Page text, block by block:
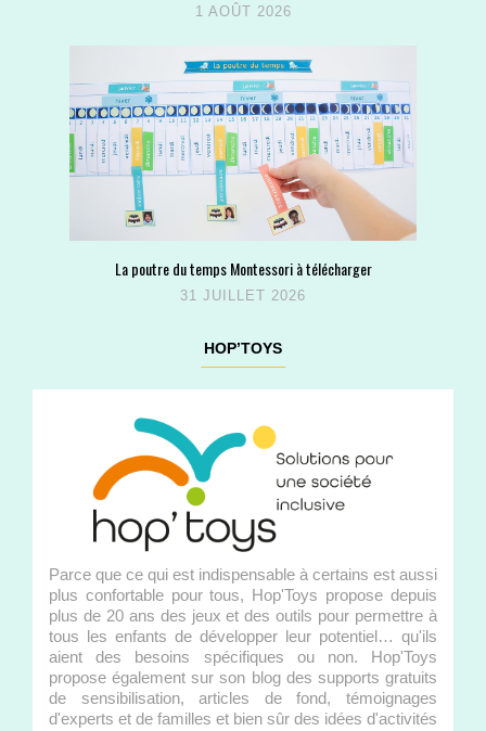
1 AOÛT 2026
La poutre du temps Montessori à télécharger
31 JUILLET 2026
HOP’TOYS
Parce que ce qui est indispensable à certains est aussi
plus confortable pour tous, Hop'Toys propose depuis
plus de 20 ans des jeux et des outils pour permettre à
tous les enfants de développer leur potentiel… qu'ils
aient des besoins spécifiques ou non. Hop'Toys
propose également sur son blog des supports gratuits
de sensibilisation, articles de fond, témoignages
d'experts et de familles et bien sûr des idées d'activités